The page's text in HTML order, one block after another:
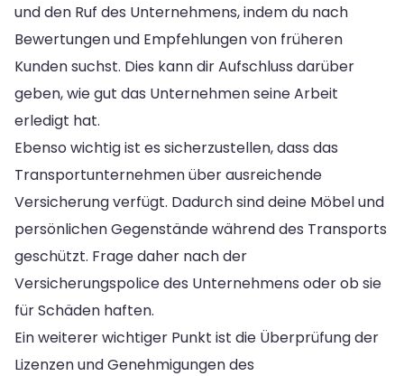
und den Ruf des Unternehmens, indem du nach
Bewertungen und Empfehlungen von früheren
Kunden suchst. Dies kann dir Aufschluss darüber
geben, wie gut das Unternehmen seine Arbeit
erledigt hat.
Ebenso wichtig ist es sicherzustellen, dass das
Transportunternehmen über ausreichende
Versicherung verfügt. Dadurch sind deine Möbel und
persönlichen Gegenstände während des Transports
geschützt. Frage daher nach der
Versicherungspolice des Unternehmens oder ob sie
für Schäden haften.
Ein weiterer wichtiger Punkt ist die Überprüfung der
Lizenzen und Genehmigungen des